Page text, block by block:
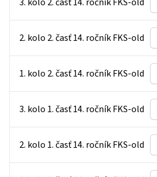
2. kolo 2. časť 14. ročník FKS-old
1. kolo 2. časť 14. ročník FKS-old
3. kolo 1. časť 14. ročník FKS-old
2. kolo 1. časť 14. ročník FKS-old